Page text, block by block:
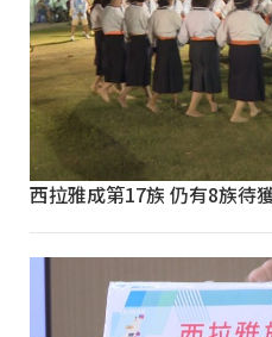
西拉雅成第17族 仍有8族待